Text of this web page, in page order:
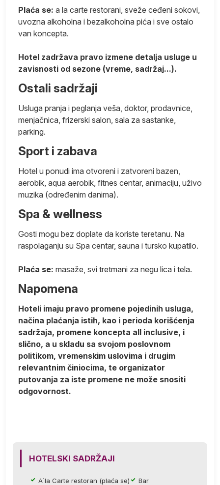
Plaća se: a la carte restorani, sveže ceđeni sokovi,
uvozna alkoholna i bezalkoholna pića i sve ostalo
van koncepta.
Hotel zadržava pravo izmene detalja usluge u
zavisnosti od sezone (vreme, sadržaj...).
Ostali sadržaji
Usluga pranja i peglanja veša, doktor, prodavnice,
menjačnica, frizerski salon, sala za sastanke,
parking.
Sport i zabava
Hotel u ponudi ima otvoreni i zatvoreni bazen,
aerobik, aqua aerobik, fitnes centar, animaciju, uživo
muzika (određenim danima).
Spa & wellness
Gosti mogu bez doplate da koriste teretanu. Na
raspolaganju su Spa centar, sauna i tursko kupatilo.
Plaća se: masaže, svi tretmani za negu lica i tela.
Napomena
Hoteli imaju pravo promene pojedinih usluga,
načina plaćanja istih, kao i perioda korišćenja
sadržaja, promene koncepta all inclusive, i
slično, a u skladu sa svojom poslovnom
politikom, vremenskim uslovima i drugim
relevantnim činiocima, te organizator
putovanja za iste promene ne može snositi
odgovornost.
HOTELSKI SADRŽAJI
A`la Carte restoran (plaća se)
Bar